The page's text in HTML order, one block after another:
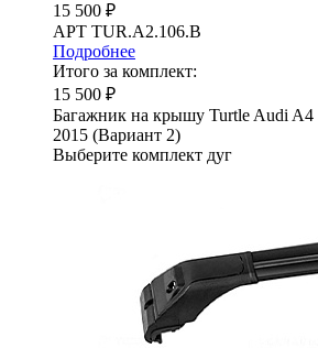
15 500 ₽
АРТ TUR.A2.106.B
Подробнее
Итого за комплект:
15 500 ₽
Багажник на крышу Turtle Audi A4
2015 (Вариант 2)
Выберите комплект дуг